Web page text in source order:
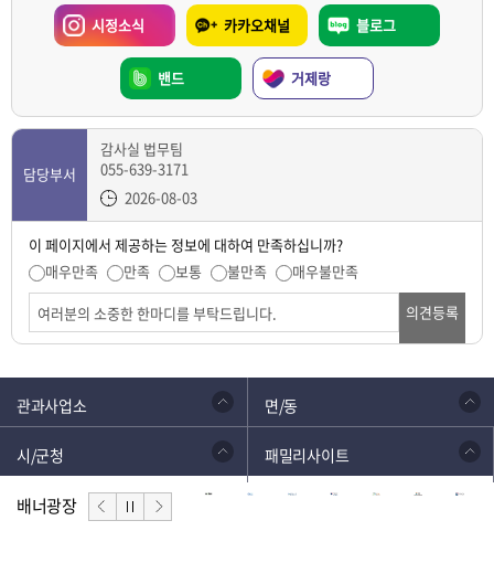
시정소식 카카오채널 블로그
밴드 거제랑
담당부서
감사실 법무팀
055-639-3171
2026-08-03
이 페이지에서 제공하는 정보에 대하여 만족하십니까?
매우만족
만족 보통 불만족
매우불만족
의견등록
관과사업소 면/동
시/군청 패밀리사이트
배너광장